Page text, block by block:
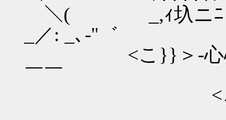
＼( _,ｨ圦ニﾆ
_／: _､‐''゛
<こ}}＞‐
￣￣
<こ}}/